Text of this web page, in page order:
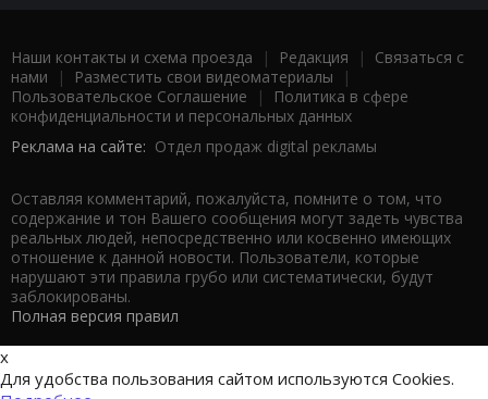
Наши контакты и схема проезда | Редакция | Связаться с
нами | Разместить свои видеоматериалы |
Пользовательское Соглашение |
Политика в сфере
конфиденциальности и персональных данных
Реклама на сайте: Отдел продаж digital рекламы
Оставляя комментарий, пожалуйста, помните о том, что
содержание и тон Вашего сообщения могут задеть чувства
реальных людей, непосредственно или косвенно имеющих
отношение к данной новости. Пользователи, которые
нарушают эти правила грубо или систематически, будут
заблокированы.
Полная версия правил
x
Для удобства пользования сайтом используются Cookies.